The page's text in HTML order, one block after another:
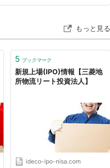
もっと見る
5 ブックマーク
新規上場(IPO)情報【三菱地
所物流リート投資法人】
ideco-ipo-nisa.com